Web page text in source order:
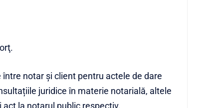
notar şi client pentru actele de dare
juridice în materie notarială, altele
la notarul public respectiv.